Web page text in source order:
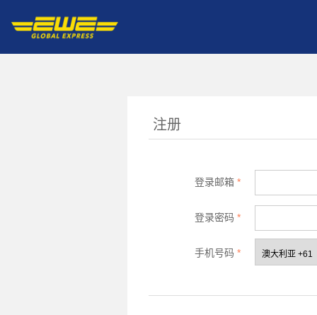
注册
登录邮箱 *
登录密码 *
手机号码 *